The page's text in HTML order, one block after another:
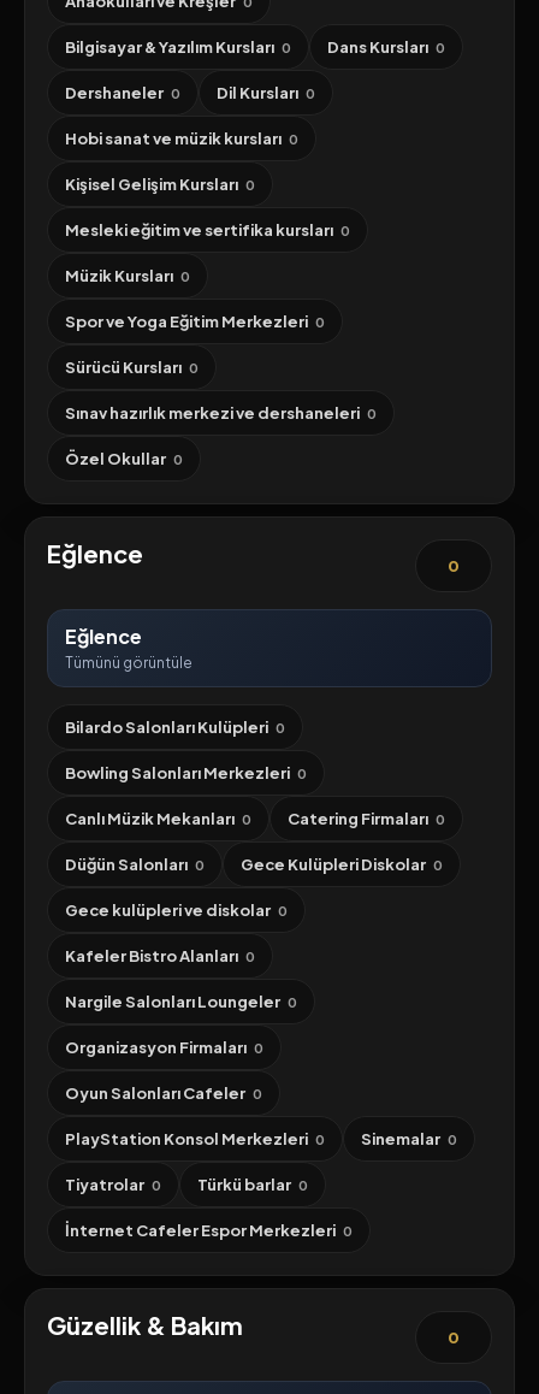
Bilgisayar & Yazılım Kursları 0 Dans Kursları 0
Dershaneler 0 Dil Kursları 0
Hobi sanat ve müzik kursları 0
Kişisel Gelişim Kursları 0
Mesleki eğitim ve sertifika kursları 0
Müzik Kursları 0
Spor ve Yoga Eğitim Merkezleri 0
Sürücü Kursları 0
Sınav hazırlık merkezi ve dershaneleri 0
Özel Okullar 0
Eğlence 0
Eğlence
Tümünü görüntüle
Bilardo Salonları Kulüpleri 0
Bowling Salonları Merkezleri 0
Canlı Müzik Mekanları 0 Catering Firmaları 0
Düğün Salonları 0 Gece Kulüpleri Diskolar 0
Gece kulüpleri ve diskolar 0
Kafeler Bistro Alanları 0
Nargile Salonları Loungeler 0
Organizasyon Firmaları 0
Oyun Salonları Cafeler 0
PlayStation Konsol Merkezleri 0 Sinemalar 0
Tiyatrolar 0 Türkü barlar 0
İnternet Cafeler Espor Merkezleri 0
Güzellik & Bakım 0